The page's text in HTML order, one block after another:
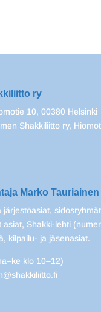
ry
10, 00380 Helsinki
Shakkiliitto ry,
Marko Tauriainen
järjestöasiat,
asiat, Shakki-lehti
kilpailu- ja jäsenasiat.
klo 10–12)